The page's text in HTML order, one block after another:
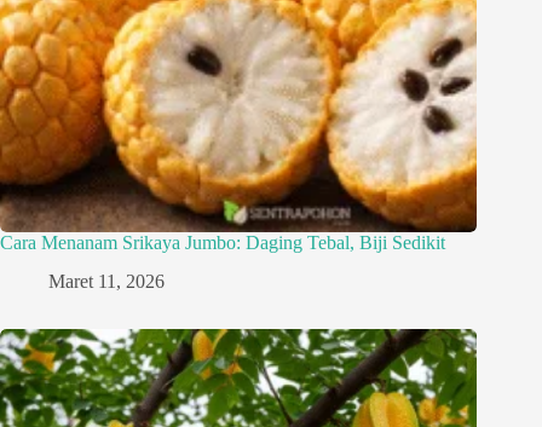
Cara Menanam Srikaya Jumbo: Daging Tebal, Biji Sedikit
Maret 11, 2026